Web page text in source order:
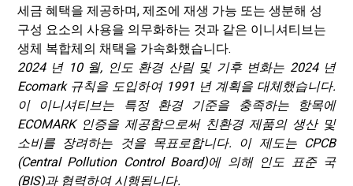
세금 혜택을 제공하며, 제조에 재생 가능 또는 생분해 성
구성 요소의 사용을 의무화하는 것과 같은 이니셔티브는
생체 복합체의 채택을 가속화했습니다.
2024 년 10 월, 인도 환경 산림 및 기후 변화는 2024 년
Ecomark 규칙을 도입하여 1991 년 계획을 대체했습니다.
이 이니셔티브는 특정 환경 기준을 충족하는 항목에
ECOMARK 인증을 제공함으로써 친환경 제품의 생산 및
소비를 장려하는 것을 목표로합니다. 이 제도는 CPCB
(Central Pollution Control Board)에 의해 인도 표준 국
(BIS)과 협력하여 시행됩니다.